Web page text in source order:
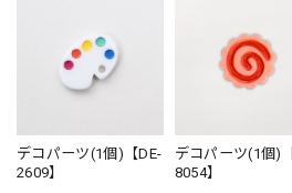
デコパーツ(1個)【DE-
2609】
デコパーツ(1個)
8054】